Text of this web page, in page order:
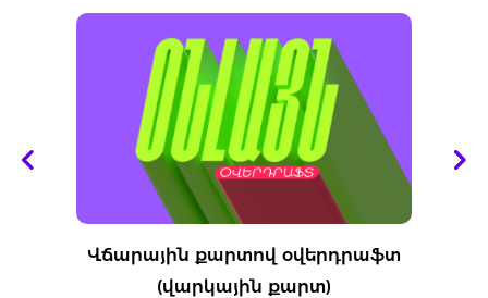
Վճարային քարտով օվերդրաֆտ
(վարկային քարտ)